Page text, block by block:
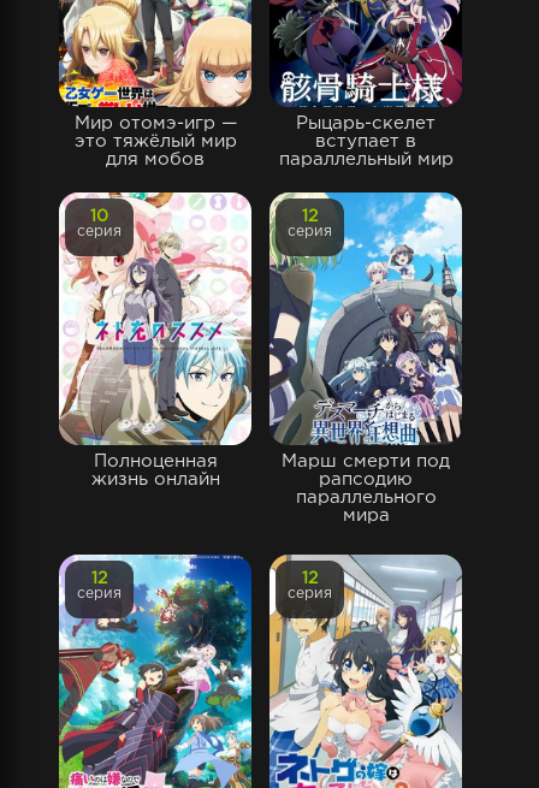
Мир отомэ-игр —
это тяжёлый мир
для мобов
Рыцарь-скелет
вступает в
параллельный мир
Полноценная
жизнь онлайн
10
серия
Марш смерти под
рапсодию
параллельного
мира
12
серия
12
серия
12
серия